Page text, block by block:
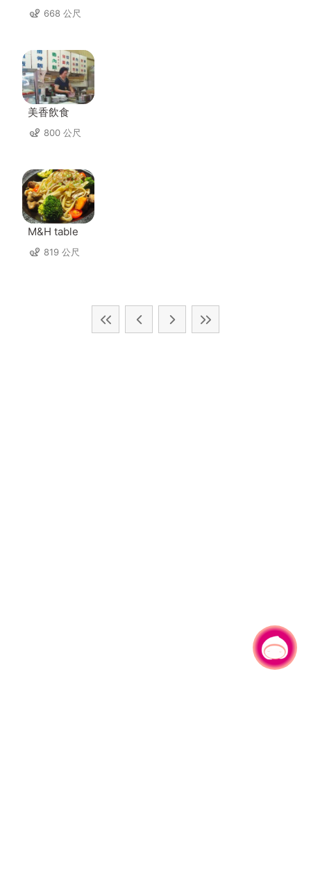
668 公尺
美香飲食
800 公尺
M&H table
819 公尺